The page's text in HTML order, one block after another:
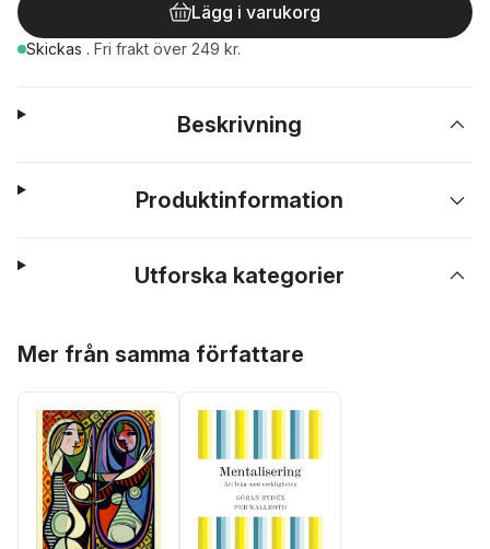
Lägg i varukorg
Skickas . Fri frakt över 249 kr.
Beskrivning
Produktinformation
Utforska kategorier
Mer från samma författare